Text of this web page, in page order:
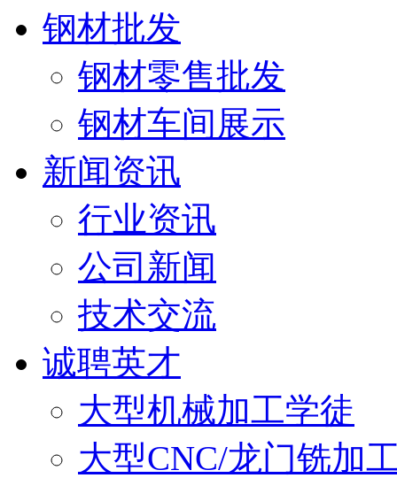
钢材批发
钢材零售批发
钢材车间展示
新闻资讯
行业资讯
公司新闻
技术交流
诚聘英才
大型机械加工学徒
大型CNC/龙门铣加